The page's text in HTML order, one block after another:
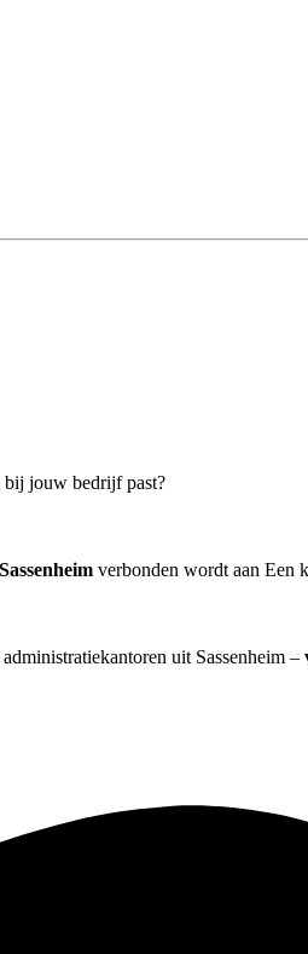
bij jouw bedrijf past?
verbonden wordt aan Een
uit Sassenheim –